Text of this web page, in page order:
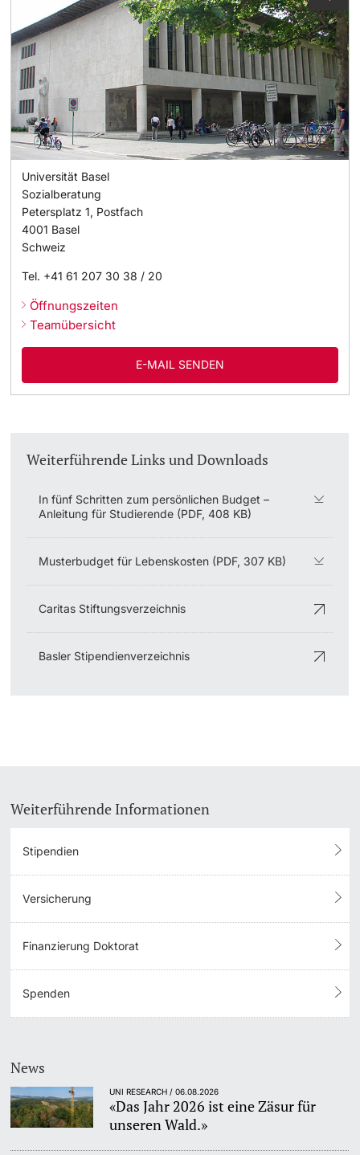
weitere Informationen
Dokumente und Verifikation
«Start Smart»-Week
Mobilität
Campus Credits
Campus Stories
Hörerinnen/Hörer
Student Life
Beratung & Support
Studienberatung
Soziales & Gesundheit
Militär- & Zivildienst
Koordinationsstelle für Geflüchtete
Sprachenzentrum
Lernbörse
Lernräume
Universität Basel
Sozialberatung
Petersplatz 1, Postfach
4001 Basel
Schweiz
Tel. +41 61 207 30 38 / 20
Öffnungszeiten
Teamübersicht
E-MAIL SENDEN
Weiterführende Links und Downloads
In fünf Schritten zum persönlichen Budget –
Anleitung für Studierende (PDF, 408 KB)
Musterbudget für Lebenskosten (PDF, 307 KB)
Caritas Stiftungsverzeichnis
Basler Stipendienverzeichnis
Weiterführende Informationen
Stipendien
Versicherung
Finanzierung Doktorat
Spenden
News
UNI RESEARCH / 06.08.2026
«Das Jahr 2026 ist eine Zäsur für
unseren Wald.»